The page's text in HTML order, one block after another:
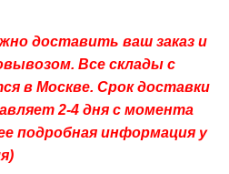
доставить ваш заказ и
Все склады с
в Москве. Срок доставки
2-4 дня с момента
подробная информация у